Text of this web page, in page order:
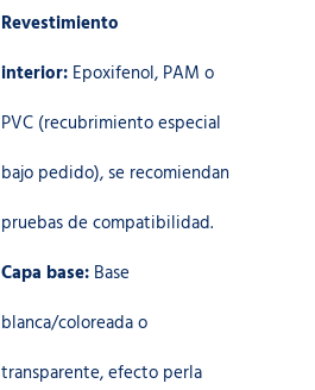
Revestimiento
interior:Epoxifenol, PAM o
PVC (recubrimiento especial
bajo pedido), se recomiendan
pruebas de compatibilidad.
Capa base:Base
blanca/coloreada o
transparente, efecto perla